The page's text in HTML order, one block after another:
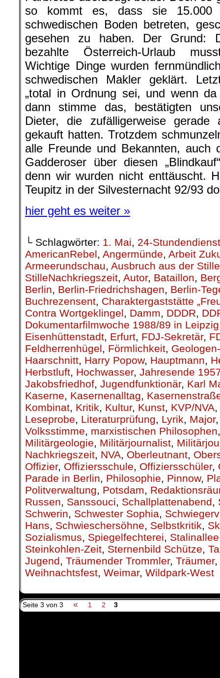
so kommt es, dass sie 15.000
schwedischen Boden betreten,
gesehen zu haben. Der Grund:
bezahlte Österreich-Urlaub
Wichtige Dinge wurden
schwedischen Makler geklärt.
„total in Ordnung sei, und wenn da
dann stimme das, bestätigten
Dieter, die zufälligerweise
gekauft hatten. Trotzdem
alle Freunde und Bekannten, auch
Gadderoser über diesen
denn wir wurden nicht enttäuscht.
Teupitz in der Silvesternacht 92/93
hier geht es weiter »
└ Schlagwörter: 1. Mai, 24-Stundendienst
AmericanRebel, Angermünde, Arbeit
Armeerundschau, Ausbruch aus der Stille
StilleNachkriegszeit, Autor, Bataillon,
Berlin, Berlin-Friedrichshagen, Berlin-
Buchrezensent, Charaktergaststätte
Contra Wortgeklingel, Damm, DDDR,
Dokumentarfilmwoche 1988/89 in Leipzig
Eisenhüttenstadt, Erfurt, FDJ-Sekretär,
Feldherrenhügel, Förmlichkeit,
Haarschnitt, Harry Popow, Hauptmann,
Herbstluft, Hochwasser, Jahresende
Jakobsfriedhof, Jugendfunktionär, Karl
Kaserne, Kasernenalltag,
Kombinat, Kritik, Kultur, Kunst, KVP/NVA,
Leseprobe, Literaturprüfung, Lyrik, Major
Volksstimme, marxistischen Philosophen
Militärgeologie, Militärjournalist,
Nachkriegszeit, NVA, Oberleutnant,
Offizier, Offiziersschule, Offiziersschüler,
Parade in Berlin, Philosophie, Pinnow,
Politverwaltung, Potsdam,
Russen, Sanssouci, Schallplattenabend,
Schwerin, Schwester Sophia,
Hans, Schwieschersöhne, Selbstkritik,
Sozialismus, Spiegelfechterei, Stalinallee
Steinkohlen-Zeit, Sternenbild Schütze,
Jugend, Träumender Trommler, Träumer,
Weihnachtsfest, Weimar, Wildpark-West
Seite 3 von 3 « 1 2 3